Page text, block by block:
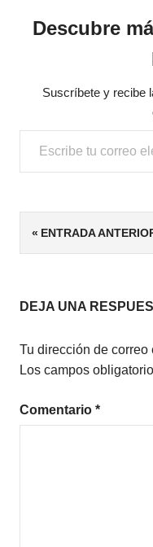
Descubre
Suscríbete y recibe
Escribe tu correo electrónico…
ETIQUETAS
FANTASÍA
Navegación
entradas
ENTRADA
DEJA UNA
Tu dirección de
Los campos
Comentario *